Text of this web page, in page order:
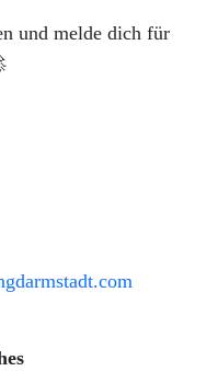
und melde dich für